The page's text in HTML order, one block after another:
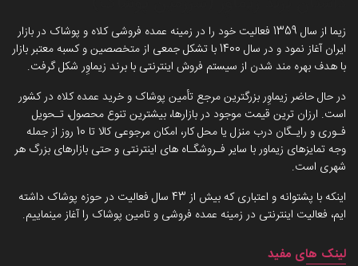
زیما از سال 1359 فعالیت خود را در زمینه عمده فروشی کلاه و پوشاک در بازار
ایران آغاز نمود و در سال 1400 با تشکل جمعی از متخصصین و کسبه معتبر بازار
با هدف بهره مند شدن از سیستم فروش اینترنتی با برند زیماوِر شکل گرفت.
در حال حاضر زیماوِر بزرگترین مرجع تأمین پوشاک و خرید عمده کلاه در کشور
است. ارزان ترین قیمت موجود در بازارها، بیشترین تنوع محصول، تـحویل
فـوری و رایـگان درب منزل یا محل کار، امکان مرجوعی کالا تا 10 روز از جمله
وجه تمایزهای زیماور با سایر فـروشگـاه های اینترنتی و حتی بازارهای بزرگ هر
شهری است.
اینکه با پشتوانه و اعتباری که بیش از 43 سال فعالیت در حوزه پوشاک داشته
ایم، فعالیت اینترنتی در زمینه عمده فروشی و تامین پوشاک را آغاز مینماییم.
لینک های مفید